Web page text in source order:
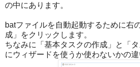
の中にあります。
batファイルを自動起動するために右
成」をクリックします。
ちなみに「基本タスクの作成」と「
にウィザードを使うか使わないかの違